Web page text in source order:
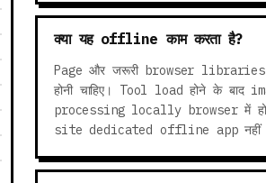
क्या यह offline काम करता है?
Page और जरूरी browser
होनी चाहिए। Tool load होने के बाद
processing locally browser में
site dedicated offline app नहीं